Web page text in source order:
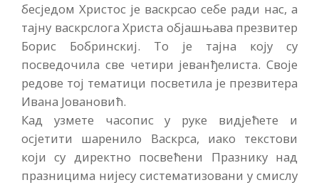
бесједом Христос је васкрсао себе ради нас, а
тајну васкрслога Христа објашњава презвитер
Борис Бобринскиј. То је тајна коју су
посведочила све четири јеванђелиста. Своје
редове тој тематици посветила је презвитера
Ивана Јовановић.
Кад узмете часопис у руке видјећете и
осјетити шаренило Васкрса, иако текстови
који су директно посвећени Празнику над
празницима нијесу систематизовани у смислу